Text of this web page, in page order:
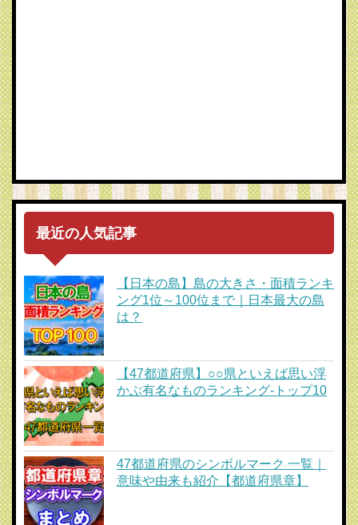
最近の人気記事
【日本の島】島の大きさ・面積ランキ
ング1位～100位まで｜日本最大の島
は？
【47都道府県】○○県といえば思い浮
かぶ有名なものランキング-トップ10
47都道府県のシンボルマーク 一覧｜
意味や由来も紹介【都道府県章】